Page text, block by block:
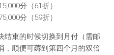
分（61折）
分（59折）
结束的时候切换到月付（需邮
，顺便可薅到第四个月的双倍